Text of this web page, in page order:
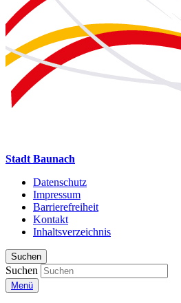
Stadt Baunach
Datenschutz
Impressum
Barrierefreiheit
Kontakt
Inhaltsverzeichnis
Suchen
Suchen
Menü